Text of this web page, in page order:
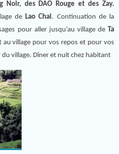
Noir, des DAO Rouge et des Zay.
de Lao Chai. Continuation de la
pour aller jusqu’au village de Ta
village pour vos repos et pour vos
village. Dîner et nuit chez habitant